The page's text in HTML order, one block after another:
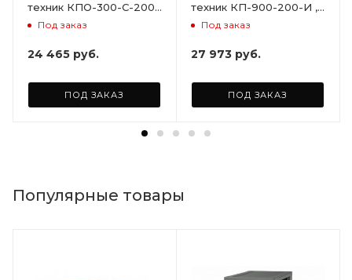
техник КПО-300-С-200-
И , с бортами,
Под заказ
24 465 руб.
ПОД ЗАКАЗ
техник КП-900-200-И ,
800х1500мм
Под заказ
27 973 руб.
ПОД ЗАКАЗ
Популярные товары